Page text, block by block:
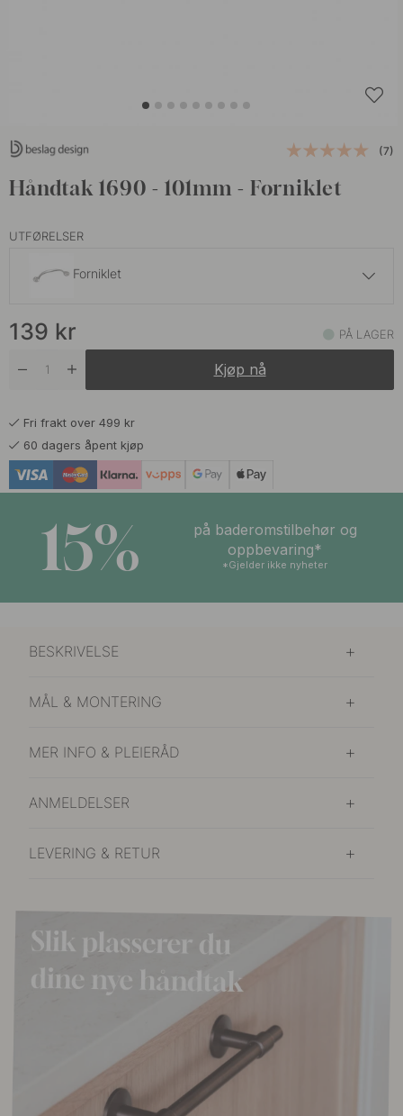
(7)
Håndtak 1690 - 101mm - Forniklet
UTFØRELSER
Forniklet
Polert Messing På lager
139 kr PÅ LAGER
Kjøp nå
Fri frakt over 499 kr
60 dagers åpent kjøp
15%
på baderomstilbehør og
oppbevaring*
*Gjelder ikke nyheter
BESKRIVELSE
MÅL & MONTERING
MER INFO & PLEIERÅD
ANMELDELSER
LEVERING & RETUR